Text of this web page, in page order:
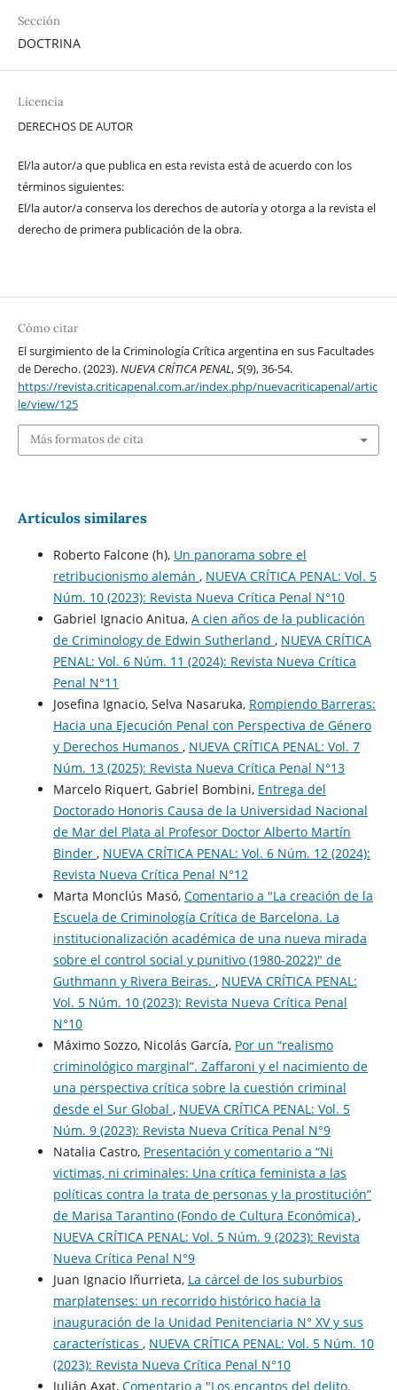
Sección
DOCTRINA
Licencia
DERECHOS DE AUTOR
El/la autor/a que publica en esta revista está de acuerdo con los
términos siguientes:
El/la autor/a conserva los derechos de autoría y otorga a la revista el
derecho de primera publicación de la obra.
Cómo citar
El surgimiento de la Criminología Crítica argentina en sus Facultades
de Derecho. (2023).NUEVA CRÍTICA PENAL,5(9), 36-54.
https://revista.criticapenal.com.ar/index.php/nuevacriticapenal/artic
le/view/125
Más formatos de cita
Artículos similares
Roberto Falcone (h), Un panorama sobre el
retribucionismo alemán , NUEVA CRÍTICA PENAL: Vol. 5
Núm. 10 (2023): Revista Nueva Crí­tica Penal N°10
Gabriel Ignacio Anitua, A cien años de la publicación
de Criminology de Edwin Sutherland , NUEVA CRÍTICA
PENAL: Vol. 6 Núm. 11 (2024): Revista Nueva Crí­tica
Penal N°11
Josefina Ignacio, Selva Nasaruka, Rompiendo Barreras:
Hacia una Ejecución Penal con Perspectiva de Género
y Derechos Humanos , NUEVA CRÍTICA PENAL: Vol. 7
Núm. 13 (2025): Revista Nueva Crí­tica Penal N°13
Marcelo Riquert, Gabriel Bombini, Entrega del
Doctorado Honoris Causa de la Universidad Nacional
de Mar del Plata al Profesor Doctor Alberto Martín
Binder , NUEVA CRÍTICA PENAL: Vol. 6 Núm. 12 (2024):
Revista Nueva Crí­tica Penal N°12
Marta Monclús Masó, Comentario a "La creación de la
Escuela de Criminología Crítica de Barcelona. La
institucionalización académica de una nueva mirada
sobre el control social y punitivo (1980-2022)" de
Guthmann y Rivera Beiras. , NUEVA CRÍTICA PENAL:
Vol. 5 Núm. 10 (2023): Revista Nueva Crí­tica Penal
N°10
Máximo Sozzo, Nicolás García, Por un “realismo
criminológico marginal”. Zaffaroni y el nacimiento de
una perspectiva crítica sobre la cuestión criminal
desde el Sur Global , NUEVA CRÍTICA PENAL: Vol. 5
Núm. 9 (2023): Revista Nueva Crí­tica Penal N°9
Natalia Castro, Presentación y comentario a “Ni
victimas, ni criminales: Una crítica feminista a las
políticas contra la trata de personas y la prostitución”
de Marisa Tarantino (Fondo de Cultura Económica) ,
NUEVA CRÍTICA PENAL: Vol. 5 Núm. 9 (2023): Revista
Nueva Crí­tica Penal N°9
Juan Ignacio Iñurrieta, La cárcel de los suburbios
marplatenses: un recorrido histórico hacia la
inauguración de la Unidad Penitenciaria N° XV y sus
características , NUEVA CRÍTICA PENAL: Vol. 5 Núm. 10
(2023): Revista Nueva Crí­tica Penal N°10
Julián Axat, Comentario a "Los encantos del delito.